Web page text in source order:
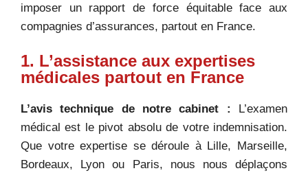
imposer un rapport de force équitable face aux
compagnies d’assurances, partout en France.
1. L’assistance aux expertises
médicales partout en France
L’avis technique de notre cabinet : L’examen
médical est le pivot absolu de votre indemnisation.
Que votre expertise se déroule à Lille, Marseille,
Bordeaux, Lyon ou Paris, nous nous déplaçons